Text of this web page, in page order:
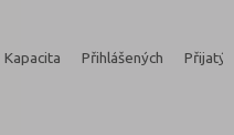
Kapacita Přihlášených